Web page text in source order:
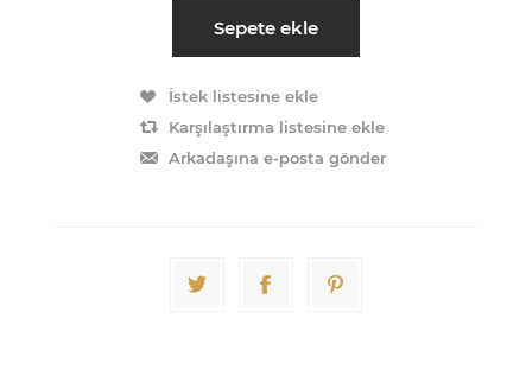
Sepete ekle
İstek listesine ekle
Karşılaştırma listesine ekle
Arkadaşına e-posta gönder